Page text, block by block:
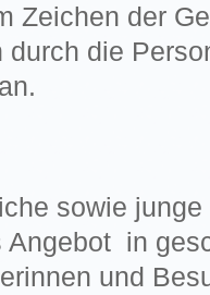
Zeichen der
durch die
sowie
Angebot in
und